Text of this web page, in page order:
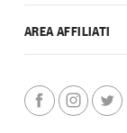
AREA AFFILIATI